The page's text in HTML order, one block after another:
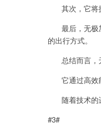
其次，它将提
最后，无极加
的出行方式。
总结而言，无
它通过高效能
随着技术的进
#3#